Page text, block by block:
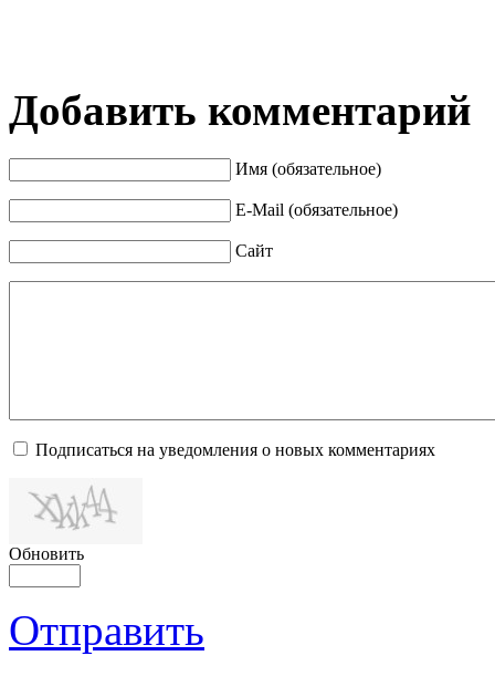
Добавить комментарий
Имя (обязательное)
E-Mail (обязательное)
Сайт
Подписаться на уведомления о новых комментариях
Обновить
Отправить